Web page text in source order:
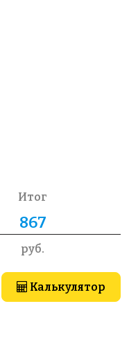
Итог
руб.
Калькулятор